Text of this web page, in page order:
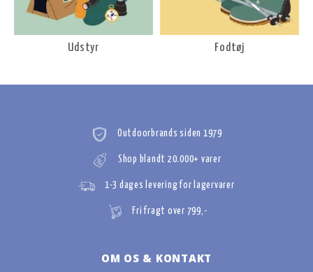
Udstyr Fodtøj
Outdoorbrands siden 1979
Shop blandt 20.000+ varer
1-3 dages levering for lagervarer
Fri fragt over 799,-
OM OS & KONTAKT